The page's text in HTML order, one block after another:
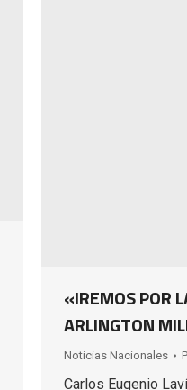
«IREMOS POR
ARLINGTON
Noticias Nacionales
Carlos Eugenio